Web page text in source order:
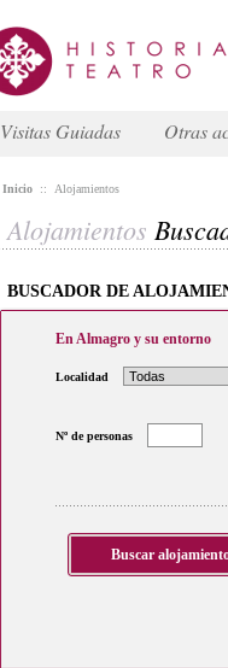
Visitas Guiadas Otras
Inicio :: Alojamientos
Alojamientos
BUSCADOR DE
En Almagro y su entorno
Localidad
Nº de personas